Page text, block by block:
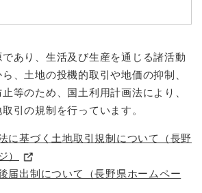
あり、生活及び生産を通じる諸活動
、土地の投機的取引や地価の抑制、
等のため、国土利用計画法により、
引の規制を行っています。
に基づく土地取引規制について（長野
）
届出制について（長野県ホームペー